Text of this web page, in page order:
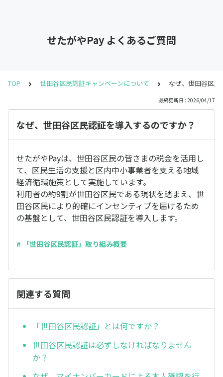
せたがやPay よくあるご質問
TOP 世田谷区民認証キャンペーンについて なぜ、世田谷区
最終更新日 : 2026/04/17
なぜ、世田谷区民認証を導入するのですか？
せたがやPayは、世田谷区民の皆さまの税金を活用し
て、区民生活の支援と区内中小事業者を支える地域
経済循環施策として実施しています。
利用者の約9割が世田谷区民である現状を踏まえ、世
田谷区民により的確にインセンティブを届けるため
の基盤として、世田谷区民認証を導入します。
# 「世田谷区民認証」取り組み概要
関連する質問
「世田谷区民認証」とは何ですか？
世田谷区民認証は必ずしなければなりません
か？